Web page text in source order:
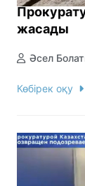
жасады
Әсел
Көбірек оқу